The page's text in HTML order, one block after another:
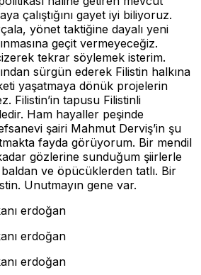
çalıştığını gayet iyi biliyoruz.
yönet taktiğine dayalı yeni
geçit vermeyeceğiz.
tekrar söylemek isterim.
sürgün ederek Filistin halkına
yaşatmaya dönük projelerin
Filistin’in tapusu Filistinli
Ham hayaller peşinde
şairi Mahmut Derviş’in şu
fayda görüyorum. Bir mendil
gözlerine sunduğum şiirlerle
ve öpücüklerden tatlı. Bir
Unutmayın gene var.